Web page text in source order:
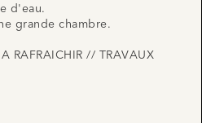
d'eau.
grande chambre.
RAFRAICHIR // TRAVAUX